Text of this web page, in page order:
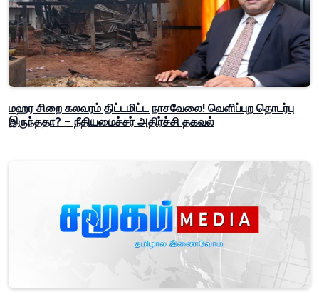
மஹர சிறை கலவரம் திட்டமிட்ட நாசவேலை! வெளிப்புற தொடர்பு
இருந்ததா? – நீதியமைச்சர் அதிர்ச்சி தகவல்